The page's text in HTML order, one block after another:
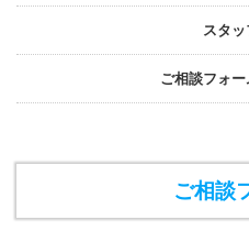
スタ
ご相談フォ
ご相談